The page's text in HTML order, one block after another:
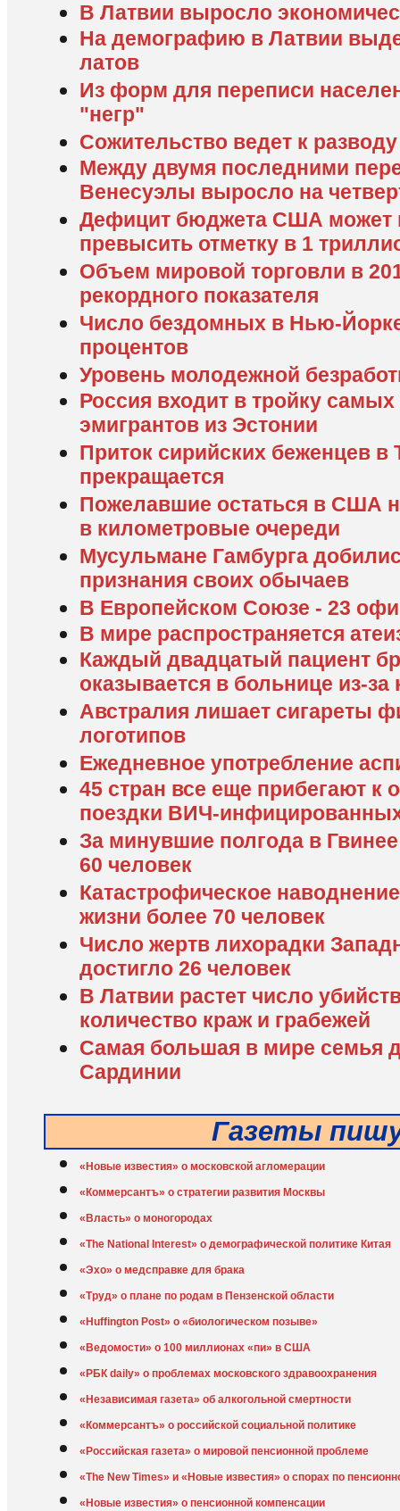
В Латвии выросло
На демографию в Латвии
латов
Из форм для переписи
"негр"
Сожительство ведет к
Между двумя последними
Венесуэлы выросло на
Дефицит бюджета США может
превысить отметку в 1
Объем мировой торговли в
рекордного показателя
Число бездомных в Нью-
процентов
Уровень молодежной
Россия входит в тройку
эмигрантов из Эстонии
Приток сирийских беженцев в
прекращается
Пожелавшие остаться в США
в километровые очереди
Мусульмане Гамбурга
признания своих обычаев
В Европейском Союзе - 23
В мире распространяется
Каждый двадцатый пациент
оказывается в больнице из-за
Австралия лишает сигареты
логотипов
Ежедневное употребление
45 стран все еще прибегают к
поездки ВИЧ-
За минувшие полгода в
60 человек
Катастрофическое
жизни более 70 человек
Число жертв лихорадки
достигло 26 человек
В Латвии растет число
количество краж и грабежей
Самая большая в мире семья
Сардинии
Газеты
«Новые известия» о московской агломерации
«Коммерсантъ» о стратегии развития Москвы
«Власть» о моногородах
«The National Interest» о демографической политике Китая
«Эхо» о медсправке для брака
«Труд» о плане по родам в Пензенской области
«Huffington Post» о «биологическом позыве»
«Ведомости» о 100 миллионах «пи» в США
«РБК daily» о проблемах московского здравоохранения
«Независимая газета» об алкогольной смертности
«Коммерсантъ» о российской социальной политике
«Российская газета» о мировой пенсионной проблеме
«The New Times» и «Новые известия» о спорах по
«Новые известия» о пенсионной компенсации